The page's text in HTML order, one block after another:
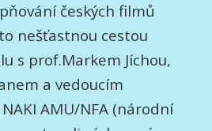
českých filmů
nešťastnou cestou
s prof.Markem Jíchou,
a vedoucím
AMU/NFA (národní